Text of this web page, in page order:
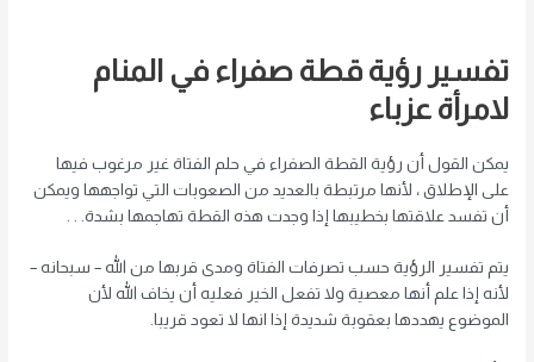
تفسير رؤية قطة صفراء في المنام
لامرأة عزباء
يمكن القول أن رؤية القطة الصفراء في حلم الفتاة غير مرغوب فيها
على الإطلاق ، لأنها مرتبطة بالعديد من الصعوبات التي تواجهها ويمكن
أن تفسد علاقتها بخطيبها إذا وجدت هذه القطة تهاجمها بشدة. . .
يتم تفسير الرؤية حسب تصرفات الفتاة ومدى قربها من الله – سبحانه –
لأنه إذا علم أنها معصية ولا تفعل الخير فعليه أن يخاف الله لأن
الموضوع يهددها بعقوبة شديدة إذا انها لا تعود قريبا.